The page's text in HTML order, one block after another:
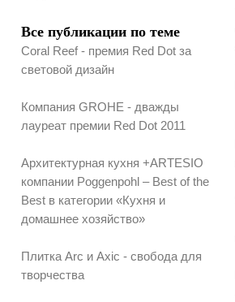
Все публикации по теме
Coral Reef - премия Red Dot за
световой дизайн
Компания GROHE - дважды
лауреат премии Red Dot 2011
Архитектурная кухня +ARTESIO
компании Poggenpohl – Best of the
Best в категории «Кухня и
домашнее хозяйство»
Плитка Arc и Axic - свобода для
творчества